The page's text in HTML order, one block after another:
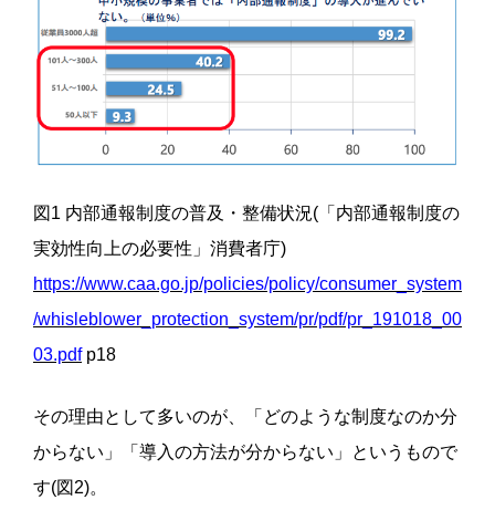
図1 内部通報制度の普及・整備状況(「内部通報制度の
実効性向上の必要性」消費者庁)
https://www.caa.go.jp/policies/policy/consumer_system
/whisleblower_protection_system/pr/pdf/pr_191018_00
03.pdfp18
その理由として多いのが、「どのような制度なのか分
からない」「導入の方法が分からない」というもので
す(図2)。